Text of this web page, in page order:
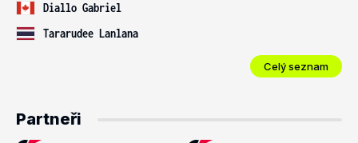
Diallo Gabriel
Tararudee Lanlana
Celý seznam
Partneři